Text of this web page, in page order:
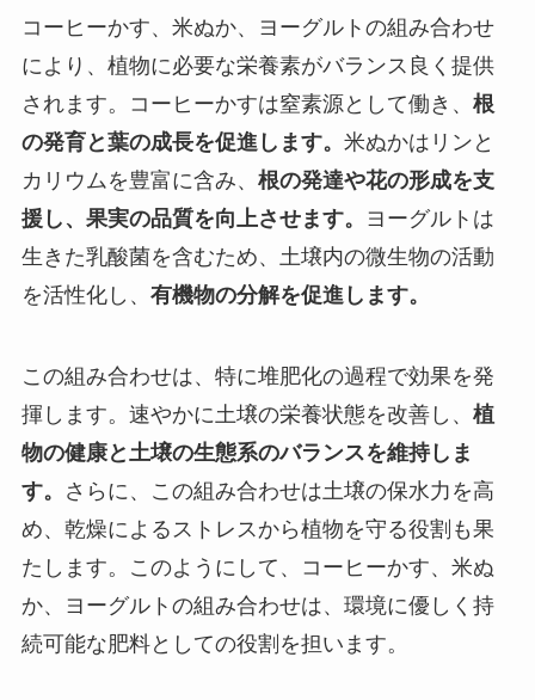
コーヒーかす、米ぬか、ヨーグルトの組み合わせ
により、植物に必要な栄養素がバランス良く提供
されます。コーヒーかすは窒素源として働き、 根
の発育と葉の成長を促進します。 米ぬかはリンと
カリウムを豊富に含み、 根の発達や花の形成を支
援し、果実の品質を向上させます。
ヨーグルトは
生きた乳酸菌を含むため、土壌内の微生物の活動
を活性化し、 有機物の分解を促進します。
この組み合わせは、特に堆肥化の過程で効果を発
揮します。速やかに土壌の栄養状態を改善し、 植
物の健康と土壌の生態系のバランスを維持しま
す。
さらに、この組み合わせは土壌の保水力を高
め、乾燥によるストレスから植物を守る役割も果
たします。このようにして、コーヒーかす、米ぬ
か、ヨーグルトの組み合わせは、環境に優しく持
続可能な肥料としての役割を担います。